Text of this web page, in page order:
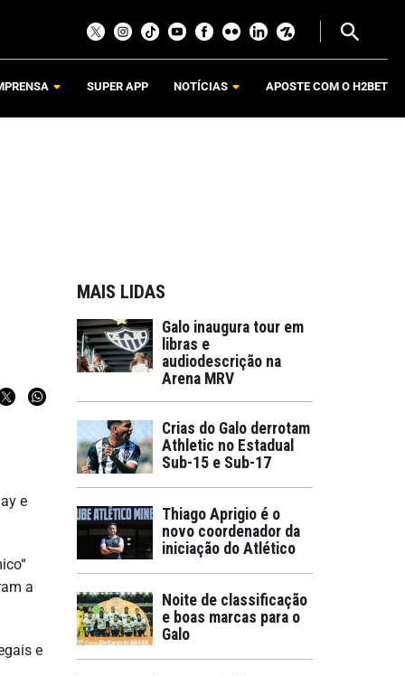
SUPER APP NOTÍCIAS APOSTE COM O H2BET
e
a
e
MAIS LIDAS
Galo inaugura tour em
libras e
audiodescrição na
Arena MRV
Crias do Galo derrotam
Athletic no Estadual
Sub-15 e Sub-17
Thiago Aprigio é o
novo coordenador da
iniciação do Atlético
Noite de classificação
e boas marcas para o
Galo